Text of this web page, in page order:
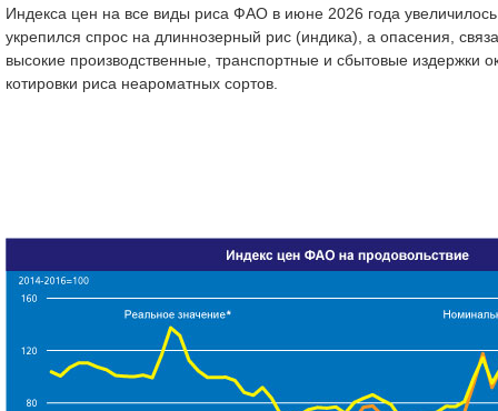
Индекса цен на все виды риса ФАО в июне 2026 года
укрепился спрос на длиннозерный рис (индика), а опасения,
высокие производственные, транспортные и сбытовые
котировки риса неароматных сортов.